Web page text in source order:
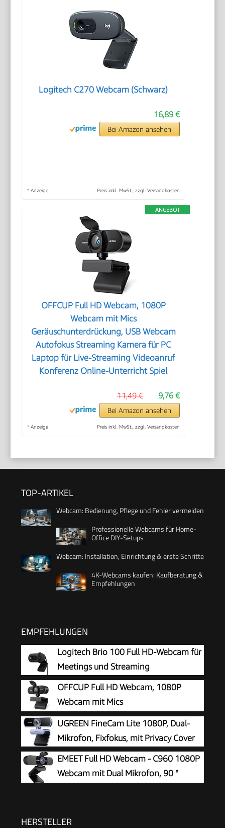
Logitech C270 Webcam (Schwarz)
16,89 €
Bei Amazon ansehen
* Anzeige Preis inkl. MwSt., zzgl. Versandkosten
ANGEBOT
OFFCUP Full HD Webcam, 1080P
Webcam mit Mics
Geräuschunterdrückung, USB Webcam
Autofokus Streaming Kamera für PC
Laptop für Live-Streaming Videoanruf
Konferenz Online-Unterricht Spiel
9,76 €
11,49 €
Bei Amazon ansehen
* Anzeige Preis inkl. MwSt., zzgl. Versandkosten
TOP-ARTIKEL
Webcam: Bedienung, Pflege und Fehler vermeiden
Professionelle Webcams für Home-
Office DIY-Setups
Webcam: Installation, Einrichtung & erste Schritte
4K-Webcams kaufen: Kaufberatung &
Empfehlungen
EMPFEHLUNGEN
Logitech Brio 100 Full HD-Webcam für
Meetings und Streaming
OFFCUP Full HD Webcam, 1080P
Webcam mit Mics
Geräuschunterdrückung, USB Webcam
Autofokus Streaming Kamera für PC Laptop für
Live-Streaming Videoanruf Konferenz Online-
Unterricht Spiel
UGREEN FineCam Lite 1080P, Dual-
Mikrofon, Fixfokus, mit Privacy Cover
EMEET Full HD Webcam - C960 1080P
Webcam mit Dual Mikrofon, 90 °
OS X, YouTube, Skype, zum Konferenz
HERSTELLER